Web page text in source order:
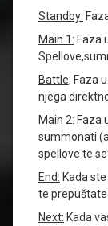
Standby:
Main 1: Faza
Battle: Faza
njega
Main 2: Faza
summonati
spellove te
End: Kada
te
Next: Kada